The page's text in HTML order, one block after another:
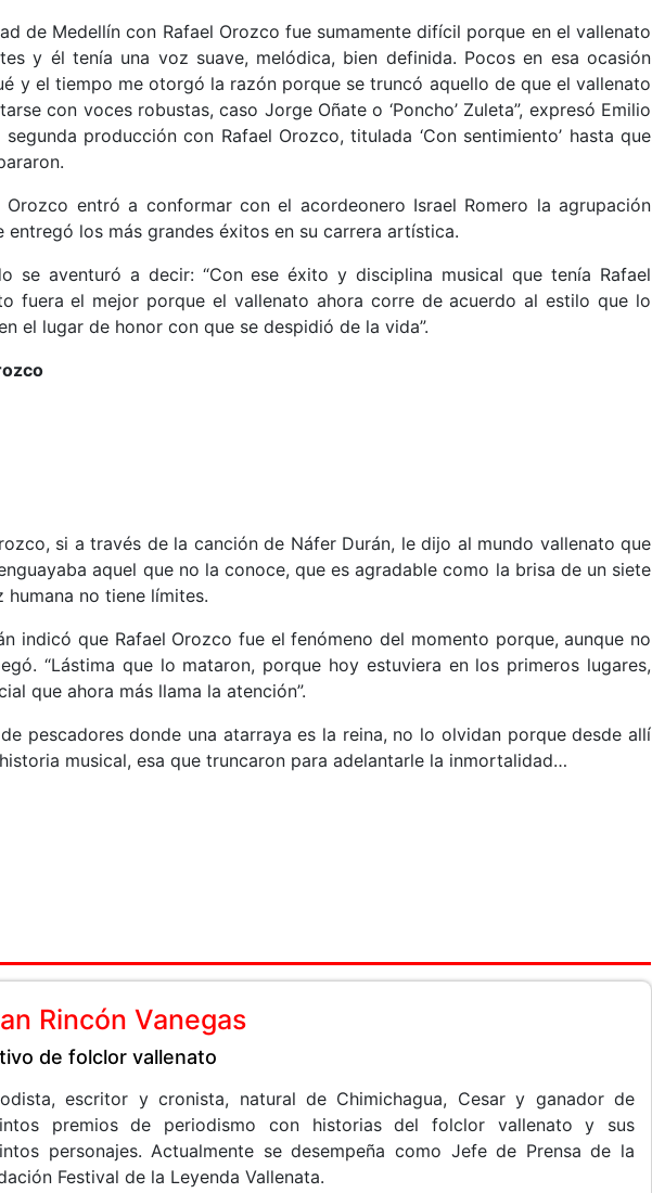
de Medellín con Rafael Orozco fue sumamente difícil porque en el vallenato
y él tenía una voz suave, melódica, bien definida. Pocos en esa ocasión
y el tiempo me otorgó la razón porque se truncó aquello de que el vallenato
con voces robustas, caso Jorge Oñate o ‘Poncho’ Zuleta”, expresó Emilio
producción con Rafael Orozco, titulada ‘Con sentimiento’ hasta que
Orozco entró a conformar con el acordeonero Israel Romero la agrupación
entregó los más grandes éxitos en su carrera artística.
se aventuró a decir: “Con ese éxito y disciplina musical que tenía Rafael
fuera el mejor porque el vallenato ahora corre de acuerdo al estilo que lo
el lugar de honor con que se despidió de la vida”.
si a través de la canción de Náfer Durán, le dijo al mundo vallenato que
aquel que no la conoce, que es agradable como la brisa de un siete
no tiene límites.
indicó que Rafael Orozco fue el fenómeno del momento porque, aunque no
“Lástima que lo mataron, porque hoy estuviera en los primeros lugares,
que ahora más llama la atención”.
pescadores donde una atarraya es la reina, no lo olvidan porque desde allí
musical, esa que truncaron para adelantarle la inmortalidad…
Rincón Vanegas
de folclor vallenato
escritor y cronista, natural de Chimichagua, Cesar y ganador de
premios de periodismo con historias del folclor vallenato y sus
personajes. Actualmente se desempeña como Jefe de Prensa de la
Festival de la Leyenda Vallenata.